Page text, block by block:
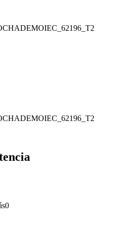
CHADEMOIEC_62196_T2
CHADEMOIEC_62196_T2
0